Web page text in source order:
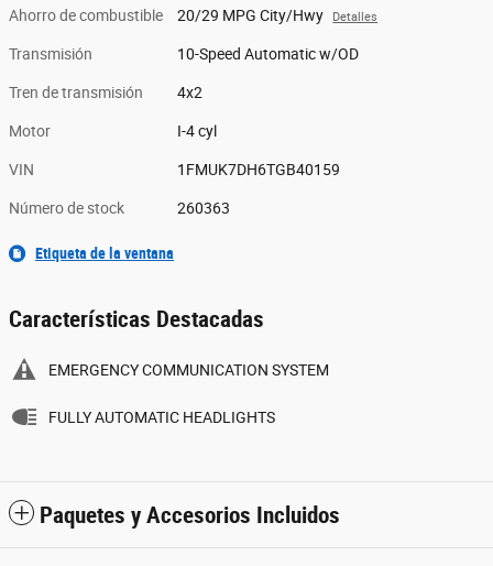
Ahorro de combustible 20/29 MPG City/Hwy Detalles
Transmisión 10-Speed Automatic w/OD
Tren de transmisión 4x2
Motor I-4 cyl
VIN 1FMUK7DH6TGB40159
Número de stock 260363
Etiqueta de la ventana
Características Destacadas
EMERGENCY COMMUNICATION SYSTEM
FULLY AUTOMATIC HEADLIGHTS
Paquetes y Accesorios Incluidos